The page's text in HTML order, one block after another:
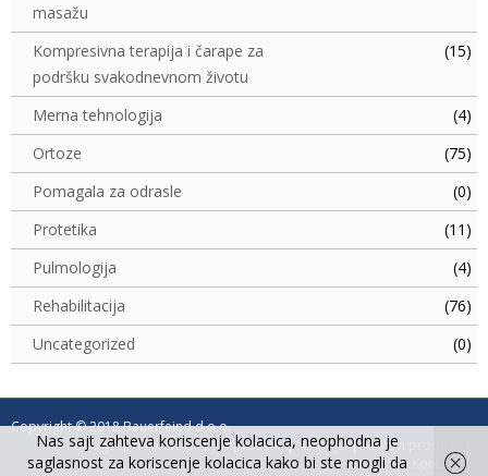
masažu
Kompresivna terapija i čarape za
podršku svakodnevnom životu
(15)
Merna tehnologija
(4)
Ortoze
(75)
Pomagala za odrasle
(0)
Protetika
(11)
Pulmologija
(4)
Rehabilitacija
(76)
Uncategorized
(0)
Copyright © 2018 Bauerfeind d.o.o.
Usluge
Proizvodi Impresum Istorija
Uslovi prodaje
Kontakt
Nas sajt zahteva koriscenje kolacica, neophodna je
saglasnost za koriscenje kolacica kako bi ste mogli da